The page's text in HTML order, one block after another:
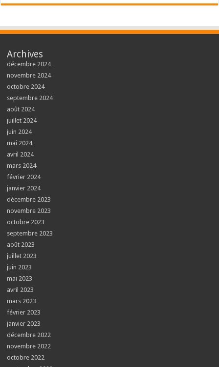
Archives
décembre 2024
novembre 2024
octobre 2024
septembre 2024
août 2024
juillet 2024
juin 2024
mai 2024
avril 2024
mars 2024
février 2024
janvier 2024
décembre 2023
novembre 2023
octobre 2023
septembre 2023
août 2023
juillet 2023
juin 2023
mai 2023
avril 2023
mars 2023
février 2023
janvier 2023
décembre 2022
novembre 2022
octobre 2022